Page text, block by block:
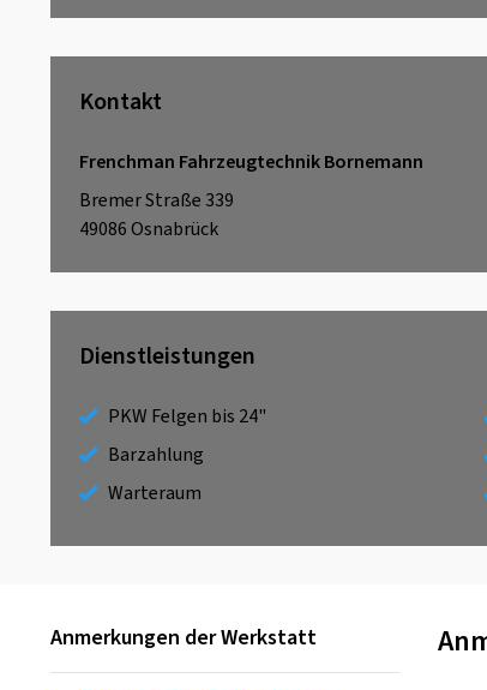
Kontakt
Frenchman Fahrzeugtechnik Bornemann
Bremer Straße 339
49086Osnabrück
Dienstleistungen
PKW Felgen bis 24"
Barzahlung
Warteraum
Anmerkungen der Werkstatt